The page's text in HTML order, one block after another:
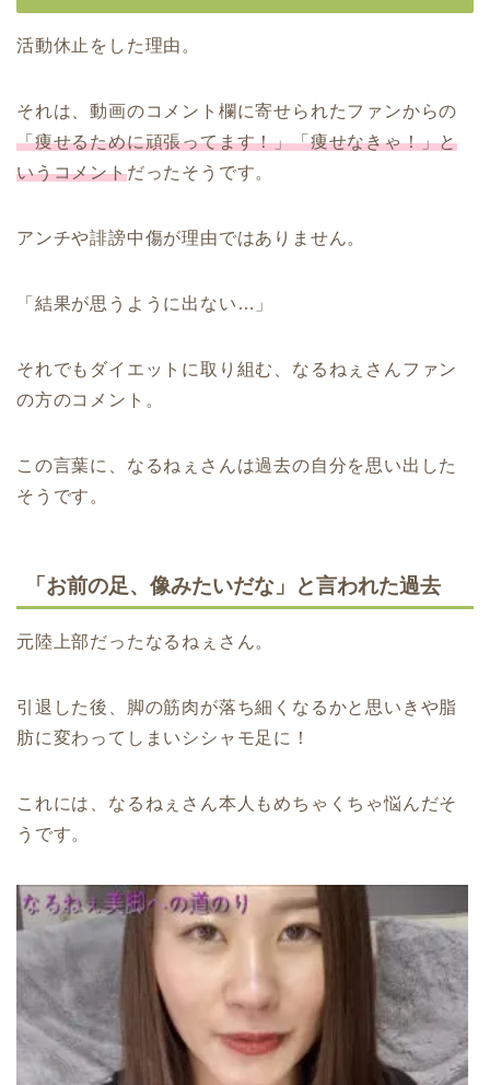
活動休止をした理由。
それは、動画のコメント欄に寄せられたファンからの
「痩せるために頑張ってます！」「痩せなきゃ！」と
いうコメントだったそうです。
アンチや誹謗中傷が理由ではありません。
「結果が思うように出ない…」
それでもダイエットに取り組む、なるねぇさんファン
の方のコメント。
この言葉に、なるねぇさんは過去の自分を思い出した
そうです。
「お前の足、像みたいだな」と言われた過去
元陸上部だったなるねぇさん。
引退した後、脚の筋肉が落ち細くなるかと思いきや脂
肪に変わってしまいシシャモ足に！
これには、なるねぇさん本人もめちゃくちゃ悩んだそ
うです。